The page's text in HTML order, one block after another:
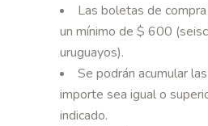
Las boletas de
un mínimo de $ 600
uruguayos).
Se podrán acumular
importe sea igual o
indicado.